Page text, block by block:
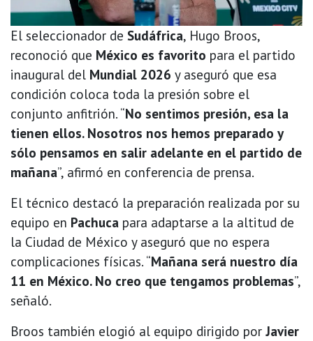
El seleccionador de Sudáfrica, Hugo Broos,
reconoció que México es favorito para el partido
inaugural del Mundial 2026 y aseguró que esa
condición coloca toda la presión sobre el
conjunto anfitrión. “No sentimos presión, esa la
tienen ellos. Nosotros nos hemos preparado y
sólo pensamos en salir adelante en el partido de
mañana”, afirmó en conferencia de prensa.
El técnico destacó la preparación realizada por su
equipo en Pachuca para adaptarse a la altitud de
la Ciudad de México y aseguró que no espera
complicaciones físicas. “Mañana será nuestro día
11 en México. No creo que tengamos problemas”,
señaló.
Broos también elogió al equipo dirigido por Javier